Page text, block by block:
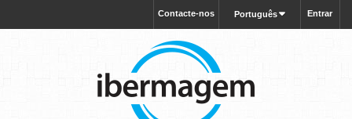
Entrar
Português
Contacte-nos